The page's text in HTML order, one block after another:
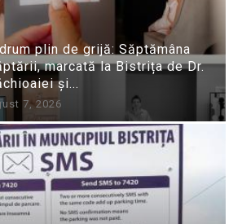
plin de grijă: Săptămâna
marcată la Bistrița de Dr.
și...
7, 2026